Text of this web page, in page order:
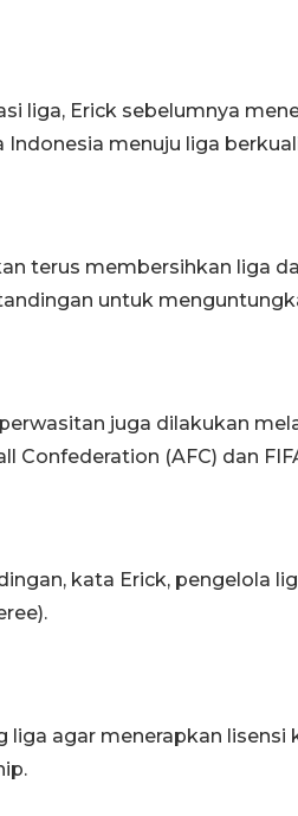
liga, Erick sebelumnya
menuju liga
terus membersihkan liga
untuk
juga dilakukan
Confederation (AFC) dan
kata Erick, pengelola
liga agar menerapkan